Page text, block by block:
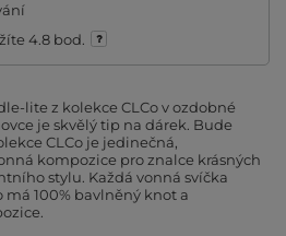
4.8 bod.
lite z kolekce CLCo v ozdobné
je skvělý tip na dárek. Bude
CLCo je jedinečná,
kompozice pro znalce krásných
stylu. Každá vonná svíčka
má 100% bavlněný knot a